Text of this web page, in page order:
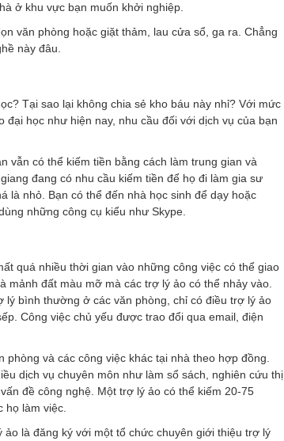
ở khu vực bạn muốn khởi nghiệp.
văn phòng hoặc giặt thảm, lau cửa sổ, ga ra. Chẳng
này đâu.
Tại sao lại không chia sẻ kho báu này nhỉ? Với mức
đại học như hiện nay, nhu cầu đối với dịch vụ của bạn
vẫn có thể kiếm tiền bằng cách làm trung gian và
đang có nhu cầu kiếm tiền để họ đi làm gia sư
là nhỏ. Bạn có thể đến nhà học sinh để dạy hoặc
những công cụ kiểu như Skype.
quá nhiều thời gian vào những công việc có thể giao
mảnh đất màu mỡ mà các trợ lý ảo có thể nhảy vào.
lý bình thường ở các văn phòng, chỉ có điều trợ lý ảo
Công việc chủ yếu được trao đổi qua email, điện
phòng và các công việc khác tại nhà theo hợp đồng.
dịch vụ chuyên môn như làm sổ sách, nghiên cứu thị
đề công nghệ. Một trợ lý ảo có thể kiếm 20-75
họ làm việc.
là đăng ký với một tổ chức chuyên giới thiệu trợ lý